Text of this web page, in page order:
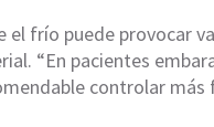
el frío puede provocar
“En pacientes
controlar